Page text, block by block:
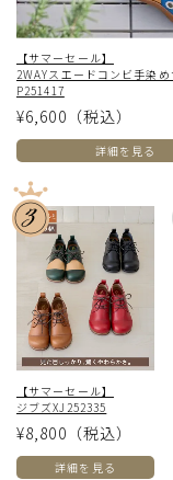
【サマーセール】
2WAYスエードコンビ手染
P251417
¥6,600 （税込）
詳細を見る
【サマーセール】
ジブズXJ252335
¥8,800 （税込）
詳細を見る